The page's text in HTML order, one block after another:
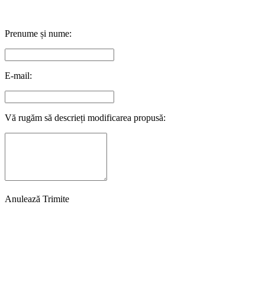
Prenume și nume:
E-mail:
Vă rugăm să descrieți modificarea propusă:
Anulează Trimite